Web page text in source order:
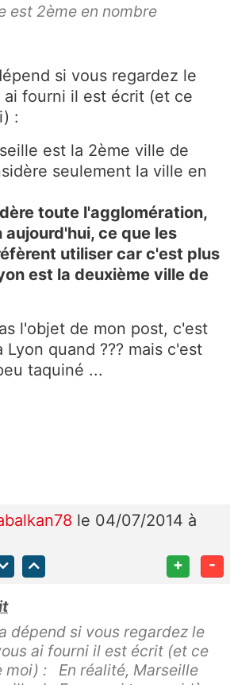
est 2ème en nombre
si vous regardez le
fourni il est écrit (et ce
:
est la 2ème ville de
seulement la ville en
toute l'agglomération,
ce que les
utiliser car c'est plus
est la deuxième ville de
l'objet de mon post, c'est
quand ??? mais c'est
taquiné ...
le 04/07/2014 à
+ -
dépend si vous regardez le
ai fourni il est écrit (et ce
moi) : En réalité, Marseille